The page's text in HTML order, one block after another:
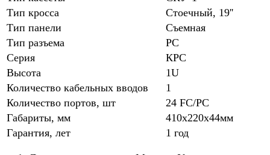
Тип кросса
Стоечный, 19''
Тип панели
Съемная
Тип разъема
PC
Серия
КРС
Высота
1U
Количество кабельных вводов
1
Количество портов, шт
24 FC/PC
Габариты, мм
410х220х44мм
Гарантия, лет
1 год